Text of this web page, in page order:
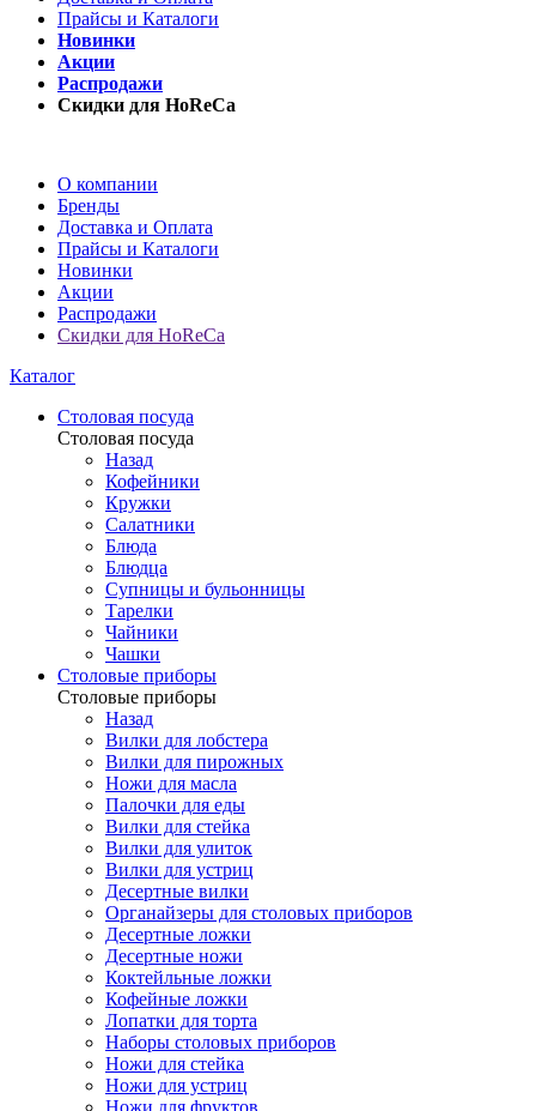
Прайсы и Каталоги
Новинки
Акции
Распродажи
Скидки для HoReCa
О компании
Бренды
Доставка и Оплата
Прайсы и Каталоги
Новинки
Акции
Распродажи
Скидки для HoReCa
Каталог
Столовая посуда
Столовая посуда
Назад
Кофейники
Кружки
Салатники
Блюда
Блюдца
Супницы и бульонницы
Тарелки
Чайники
Чашки
Cтоловые приборы
Cтоловые приборы
Назад
Вилки для лобстера
Вилки для пирожных
Ножи для масла
Палочки для еды
Вилки для стейка
Вилки для улиток
Вилки для устриц
Десертные вилки
Органайзеры для столовых приборов
Десертные ложки
Десертные ножи
Коктейльные ложки
Кофейные ложки
Лопатки для торта
Наборы столовых приборов
Ножи для стейка
Ножи для устриц
Ножи для фруктов